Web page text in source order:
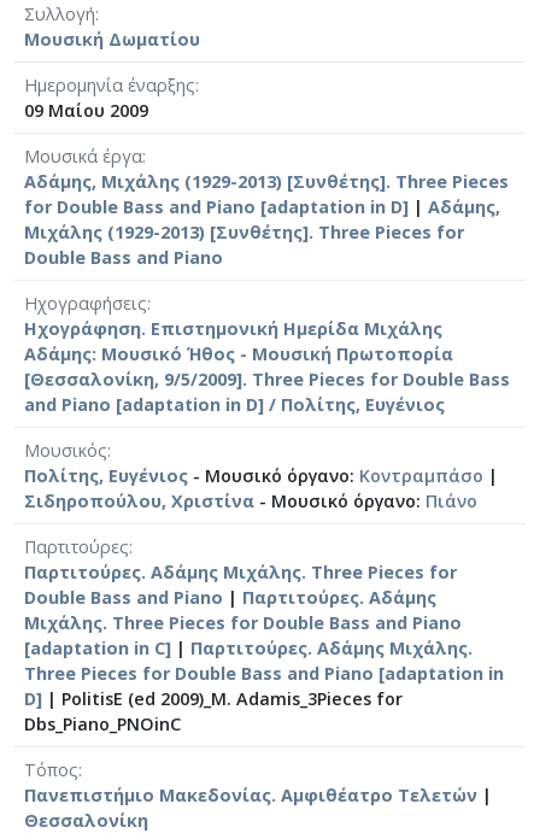
Συλλογή
Μουσική Δωματίου
Ημερομηνία έναρξης
09 Μαίου 2009
Μουσικά έργα
Αδάμης, Μιχάλης (1929-2013) [Συνθέτης]. Three Pieces
for Double Bass and Piano [adaptation in D] | Αδάμης,
Μιχάλης (1929-2013) [Συνθέτης]. Three Pieces for
Double Bass and Piano
Ηχογραφήσεις
Ηχογράφηση. Επιστημονική Ημερίδα Μιχάλης
Αδάμης: Μουσικό Ήθος - Μουσική Πρωτοπορία
[Θεσσαλονίκη, 9/5/2009]. Three Pieces for Double Bass
and Piano [adaptation in D] / Πολίτης, Ευγένιος
Μουσικός
Πολίτης, Ευγένιος - Μουσικό όργανο: Κοντραμπάσο |
Σιδηροπούλου, Χριστίνα - Μουσικό όργανο: Πιάνο
Παρτιτούρες
Παρτιτούρες. Αδάμης Μιχάλης. Three Pieces for
Double Bass and Piano | Παρτιτούρες. Αδάμης
Μιχάλης. Three Pieces for Double Bass and Piano
[adaptation in C] | Παρτιτούρες. Αδάμης Μιχάλης.
Three Pieces for Double Bass and Piano [adaptation in
D] | PolitisE (ed 2009)_M. Adamis_3Pieces for
Dbs_Piano_PNOinC
Τόπος
Πανεπιστήμιο Μακεδονίας. Αμφιθέατρο Τελετών |
Θεσσαλονίκη